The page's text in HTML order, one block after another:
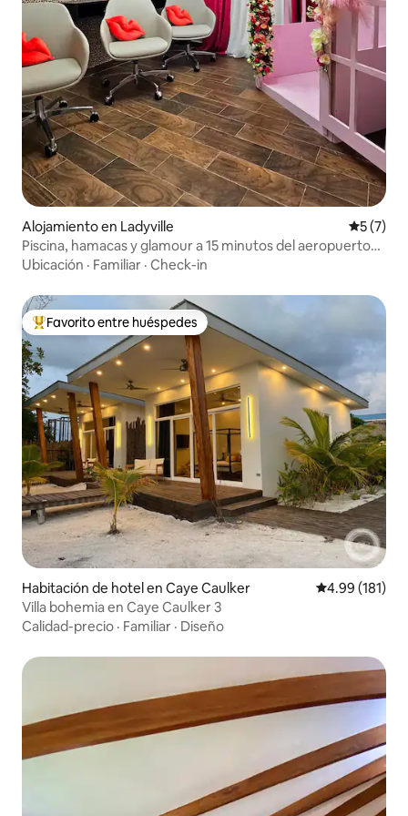
Alojamiento en Ladyville
5 (7)
Piscina, hamacas y glamour a 15 minutos del aeropuerto
internacional
Ubicación · Familiar · Check-in
Favorito entre huéspedes preferido
Favorito entre huéspedes
Habitación de hotel en Caye Caulker Calificación
4.99 (181)
Villa bohemia en Caye Caulker 3
Calidad-precio · Familiar · Diseño